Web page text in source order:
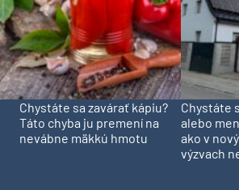
Chystáte sa zavárať kápiu?
Táto chyba ju premení na
nevábne mäkkú hmotu
Chystáte
alebo
ako v
výzvach